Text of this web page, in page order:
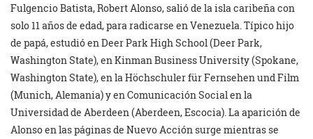
Fulgencio Batista, Robert Alonso, salió de la isla caribeña con
solo 11 años de edad, para radicarse en Venezuela. Típico hijo
de papá, estudió en Deer Park High School (Deer Park,
Washington State), en Kinman Business University (Spokane,
Washington State), en la Höchschuler für Fernsehen und Film
(Munich, Alemania) y en Comunicación Social en la
Universidad de Aberdeen (Aberdeen, Escocia). La aparición de
Alonso en las páginas de Nuevo Acción surge mientras se